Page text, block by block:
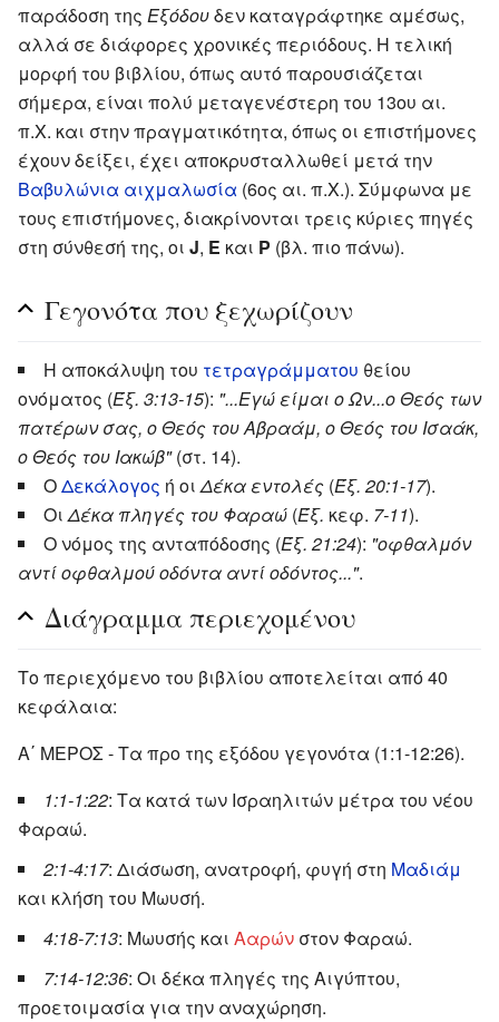
παράδοση της Εξόδουδεν καταγράφτηκε αμέσως,
αλλά σε διάφορες χρονικές περιόδους. Η τελική
μορφή του βιβλίου, όπως αυτό παρουσιάζεται
σήμερα, είναι πολύ μεταγενέστερη του 13ου αι.
π.Χ. και στην πραγματικότητα, όπως οι επιστήμονες
έχουν δείξει, έχει αποκρυσταλλωθεί μετά την
Βαβυλώνια αιχμαλωσία (6ος αι. π.Χ.). Σύμφωνα με
τους επιστήμονες, διακρίνονται τρεις κύριες πηγές
στη σύνθεσή της, οι J, E και P (βλ. πιο πάνω).
Γεγονότα που ξεχωρίζουν
Η αποκάλυψη του τετραγράμματου θείου
ονόματος (Έξ. 3:13-15): "...Εγώ είμαι ο Ων...ο Θεός των
πατέρων σας, ο Θεός του Αβραάμ, ο Θεός του Ισαάκ,
ο Θεός του Ιακώβ"(στ. 14).
ΟΔεκάλογος ή οιΔέκα εντολές (Έξ. 20:1-17).
ΟιΔέκα πληγές του Φαραώ (Έξ. κεφ. 7-11).
Ο νόμος της ανταπόδοσης (Έξ. 21:24): "οφθαλμόν
αντί οφθαλμού οδόντα αντί οδόντος...".
Διάγραμμα περιεχομένου
Το περιεχόμενο του βιβλίου αποτελείται από 40
κεφάλαια:
Α΄ ΜΕΡΟΣ - Τα προ της εξόδου γεγονότα (1:1-12:26).
1:1-1:22: Τα κατά των Ισραηλιτών μέτρα του νέου
Φαραώ.
2:1-4:17: Διάσωση, ανατροφή, φυγή στη Μαδιάμ
και κλήση του Μωυσή.
4:18-7:13: Μωυσής και Ααρών στον Φαραώ.
7:14-12:36: Οι δέκα πληγές της Αιγύπτου,
προετοιμασία για την αναχώρηση.